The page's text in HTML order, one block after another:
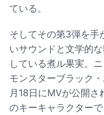
ている。
そしてその第3弾を手
いサウンドと文学的
している煮ル果実。
モンスターブラック
月18日にMVが公開
のキーキャラクター